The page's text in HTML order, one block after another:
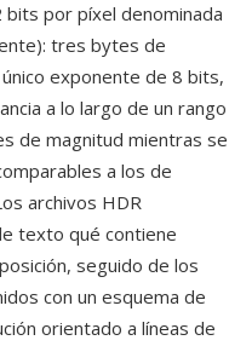
bits por píxel denominada
tres bytes de
exponente de 8 bits,
a lo largo de un rango
de magnitud mientras se
a los de
archivos HDR
texto qué contiene
seguido de los
con un esquema de
orientado a líneas de